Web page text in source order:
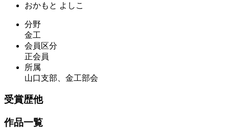
おかもと よしこ
分野
金工
会員区分
正会員
所属
山口支部、金工部会
受賞歴他
作品一覧